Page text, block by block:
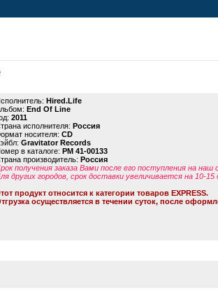
Hired.Life
End Of Line
2011
исполнителя: Россия
носителя: CD
Gravitator Records
в каталоге: PM 41-00133
производитель: Россия
получения заказа Вами после его поступления на
других городов, срок доставки увеличивается на 10-
продукт относится к категории товаров EXPRESS.
осуществляется в течении суток, после